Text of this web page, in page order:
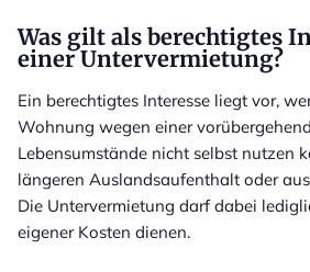
Was gilt als berechtigtes
einer Untervermietung?
Ein berechtigtes Interesse liegt vor,
Wohnung wegen einer
Lebensumstände nicht selbst nutzen
längeren Auslandsaufenthalt oder
Die Untervermietung darf dabei
eigener Kosten dienen.